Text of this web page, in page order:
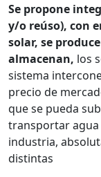
Se propone
y/o reúso), con
solar, se
almacenan, los
sistema
precio de
que se pueda
transportar agua
industria,
distintas